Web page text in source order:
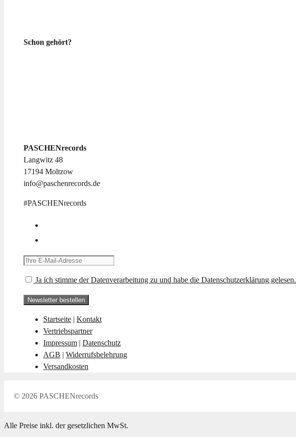
Schon gehört?
PASCHENrecords
Langwitz 48
17194 Moltzow
info@paschenrecords.de
#PASCHENrecords
Ja ich stimme der Datenverarbeitung zu und habe die Datenschutzerklärung gelesen.
Startseite | Kontakt
Vertriebspartner
Impressum | Datenschutz
AGB | Widerrufsbelehrung
Versandkosten
© 2026 PASCHENrecords
Alle Preise inkl. der gesetzlichen MwSt.